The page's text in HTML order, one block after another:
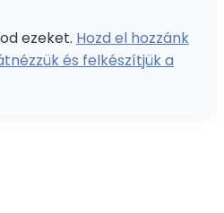
ezeket. Hozd el hozzánk
és felkészítjük a